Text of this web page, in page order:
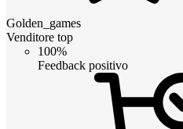
Golden_games
Venditore top
100%
Feedback positivo